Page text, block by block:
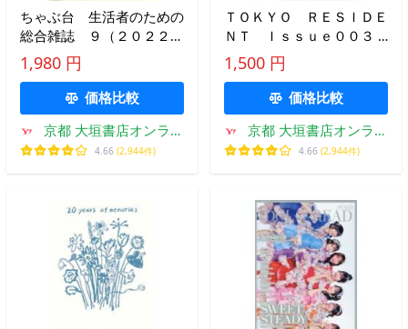
ちゃぶ台 生活者のための
総合雑誌 ９（２０２２年
春／夏号）
1,980 円
価格比較
京都 大垣書店オンライ
ン
4.66 (2,944件)
ＴＯＫＹＯ ＲＥＳＩＤＥ
ＮＴ Ｉｓｓｕｅ００３ /
和田直希
1,500 円
価格比較
京都 大垣書店オンライ
ン
4.66 (2,944件)